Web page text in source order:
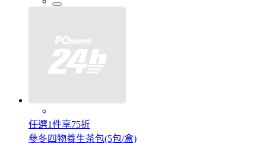
任選1件享75折
參冬四物養生茶包(5包/盒)